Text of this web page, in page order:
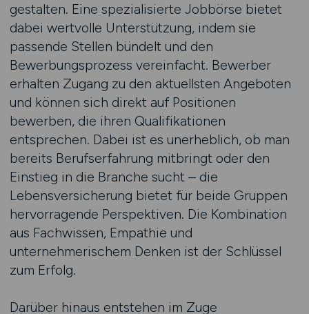
gestalten. Eine spezialisierte Jobbörse bietet
dabei wertvolle Unterstützung, indem sie
passende Stellen bündelt und den
Bewerbungsprozess vereinfacht. Bewerber
erhalten Zugang zu den aktuellsten Angeboten
und können sich direkt auf Positionen
bewerben, die ihren Qualifikationen
entsprechen. Dabei ist es unerheblich, ob man
bereits Berufserfahrung mitbringt oder den
Einstieg in die Branche sucht – die
Lebensversicherung bietet für beide Gruppen
hervorragende Perspektiven. Die Kombination
aus Fachwissen, Empathie und
unternehmerischem Denken ist der Schlüssel
zum Erfolg.
Darüber hinaus entstehen im Zuge